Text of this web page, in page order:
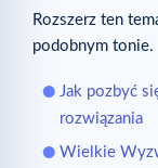
Rozszerz ten
podobnym tonie.
Jak pozbyć
rozwiązania
Wielkie